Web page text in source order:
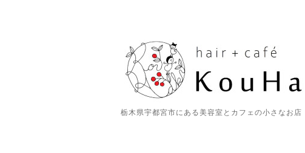
栃木県宇都宮市にある美容室とカフェの小さなお店